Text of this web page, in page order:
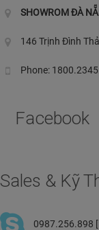
SHOWROM ĐÀ
146 Trịnh Đình
Phone:
Facebook
Sales & Kỹ
0987.256.898